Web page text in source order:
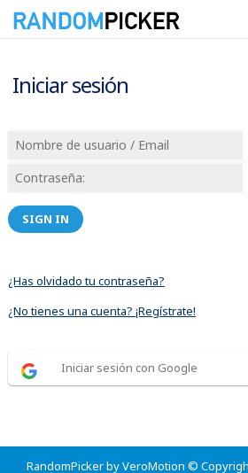
Iniciar sesión
SIGN IN
¿Has olvidado tu contraseña?
¿No tienes una cuenta? ¡Regístrate!
Iniciar sesión con Google
RandomPicker by VeroMotion ©